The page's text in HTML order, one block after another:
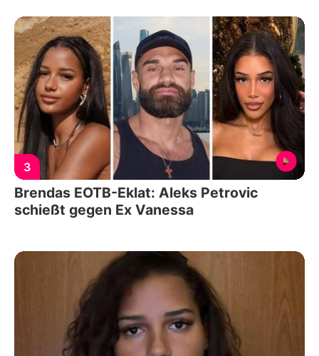
3
Brendas EOTB-Eklat: Aleks Petrovic
schießt gegen Ex Vanessa